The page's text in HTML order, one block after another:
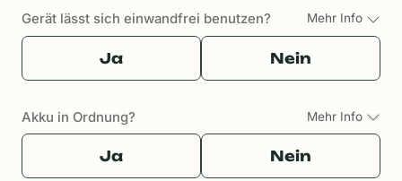
Gerät lässt sich einwandfrei benutzen? Mehr Info
Ja Nein
Akku in Ordnung? Mehr Info
Ja Nein